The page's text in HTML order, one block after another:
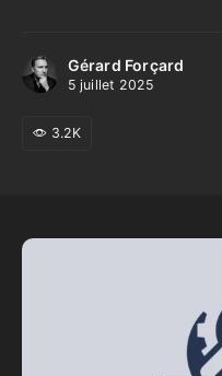
Gérard Forçard
5 juillet 2025
3.2K